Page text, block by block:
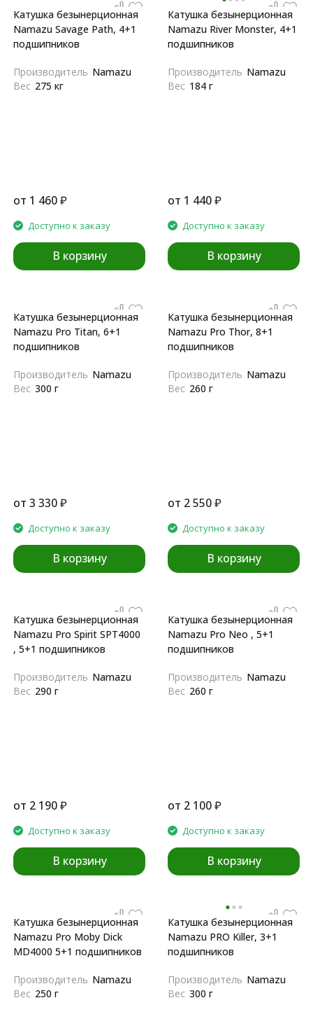
Катушка безынерционная
Namazu Savage Path, 4+1
подшипников
Производитель Namazu
Вес 275 кг
от 1 460₽
Доступно к заказу
В корзину
Катушка безынерционная
Namazu River Monster, 4+1
подшипников
Производитель Namazu
Вес 184 г
от 1 440₽
Доступно к заказу
В корзину
Катушка безынерционная
Namazu Pro Titan, 6+1
подшипников
Производитель Namazu
Вес 300 г
от 3 330₽
Доступно к заказу
В корзину
Катушка безынерционная
Namazu Pro Thor, 8+1
подшипников
Производитель Namazu
Вес 260 г
от 2 550₽
Доступно к заказу
В корзину
Катушка безынерционная
Namazu Pro Spirit SPT4000
, 5+1 подшипников
Производитель Namazu
Вес 290 г
от 2 190₽
Доступно к заказу
В корзину
Катушка безынерционная
Namazu Pro Neo , 5+1
подшипников
Производитель Namazu
Вес 260 г
от 2 100₽
Доступно к заказу
В корзину
Катушка безынерционная
Namazu Pro Moby Dick
MD4000 5+1 подшипников
Производитель Namazu
Вес 250 г
Катушка безынерционная
Namazu PRO Killer, 3+1
подшипников
Производитель Namazu
Вес 300 г